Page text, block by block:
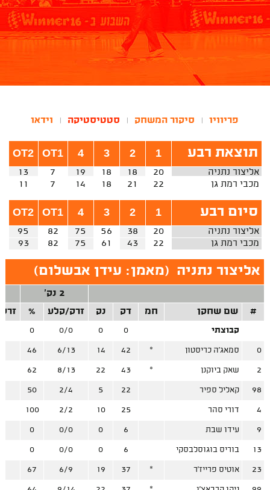
פריוויו סיקור המשחק סטטיסטיקה וידאו
תוצאת רבע 1
2
3
4
OT1
OT2
אליצור נתניה 20
18
18
19
7
13
מכבי רמת גן
22
21
18
14
7
11
סיום רבע 1
2
3
4
OT1
OT2
אליצור נתניה 20
38
56
75
82
95
מכבי רמת גן
22
43
61
75
82
93
אליצור נתניה (מאמן: עידן אבשלום)
2 נק'
#
שם שחקן חמ דק נק זרק/קלע %
קבוצתי 0
0
0/0
0
0 סמאג'ה כריסטון *
42
14
6/13
46
2 שאק ביוקנן *
43
22
8/13
62
98 קאליל ספיר 22
5
2/4
50
4 דורי סהר 25
10
2/2
100
9 עידו שבת 6
0
0/0
0
13 בוריס בוגוסלבסקי 6
0
0/0
0
23 אוטיס פרייז'ר *
37
19
6/9
67